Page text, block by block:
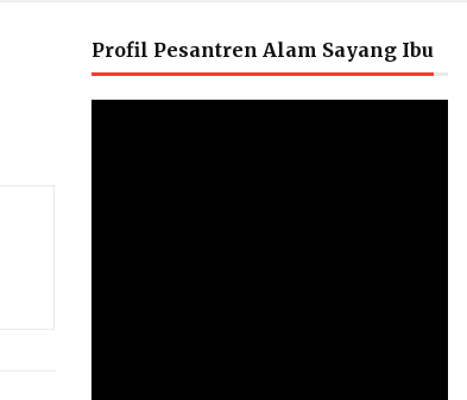
Profil Pesantren Alam Sayang Ibu